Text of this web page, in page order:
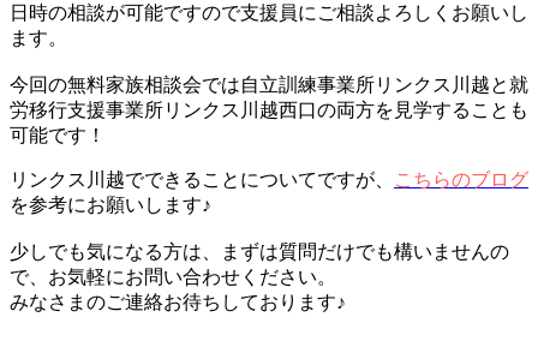
日時の相談が可能ですので支援員にご相談よろしくお願いし
ます。
今回の無料家族相談会では自立訓練事業所リンクス川越と就
労移行支援事業所リンクス川越西口の両方を見学することも
可能です！
リンクス川越でできることについてですが、
こちらのブログ
を参考にお願いします♪
少しでも気になる方は、まずは質問だけでも構いませんの
で、お気軽にお問い合わせください。
みなさまのご連絡お待ちしております♪